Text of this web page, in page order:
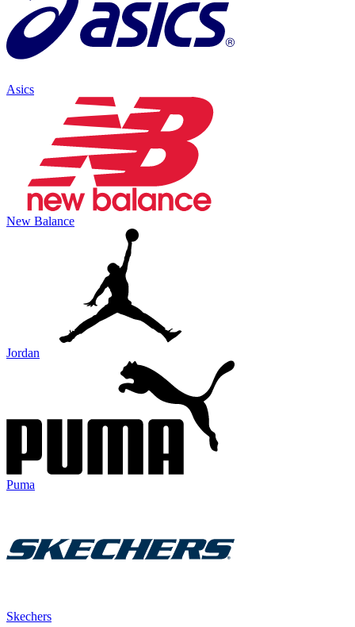
Asics
New Balance
Jordan
Puma
Skechers